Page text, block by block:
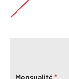
Mensualité *